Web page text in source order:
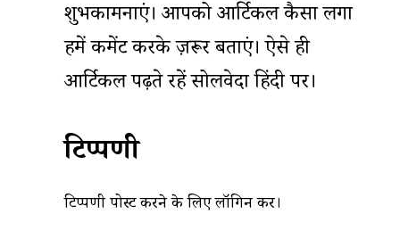
शुभकामनाएं। आपको आर्टिकल कैसा लगा
हमें कमेंट करके ज़रूर बताएं। ऐसे ही
आर्टिकल पढ़ते रहें सोलवेदा हिंदी पर।
टिप्पणी
टिप्पणी पोस्ट करने के लिएलॉगिनकरें।